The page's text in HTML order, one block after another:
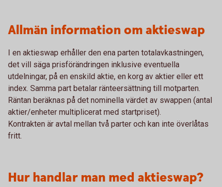
Allmän information om aktieswap
I en aktieswap erhåller den ena parten totalavkastningen,
det vill säga prisförändringen inklusive eventuella
utdelningar, på en enskild aktie, en korg av aktier eller ett
index. Samma part betalar ränteersättning till motparten.
Räntan beräknas på det nominella värdet av swappen (antal
aktier/enheter multiplicerat med startpriset).
Kontrakten är avtal mellan två parter och kan inte överlåtas
fritt.
Hur handlar man med aktieswap?